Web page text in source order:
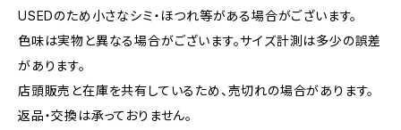
USEDのため小さなシミ・ほつれ等がある場合がございます。
色味は実物と異なる場合がございます。サイズ計測は多少の誤差
があります。
店頭販売と在庫を共有しているため、売切れの場合があります。
返品・交換は承っておりません。